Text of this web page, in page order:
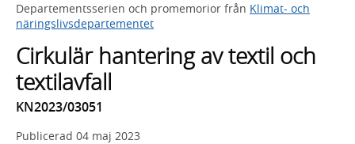
Departementsserien och promemorior från Klimat- och
näringslivsdepartementet
Cirkulär hantering av textil och
textilavfall
KN2023/03051
Publicerad 04 maj 2023